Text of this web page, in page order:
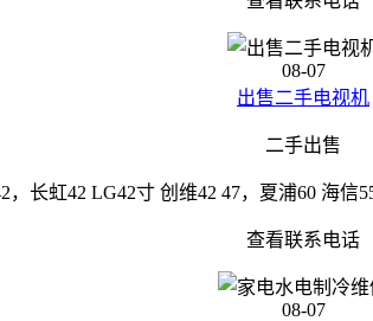
08-07
出售二手电视机
二手出售
，长虹42 LG42寸 创维42 47，夏浦60 海
查看联系电话
08-07